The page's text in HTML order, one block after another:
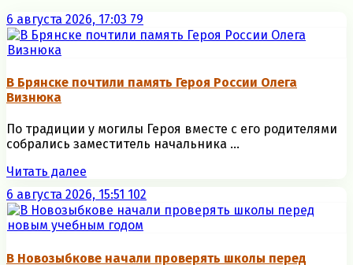
6 августа 2026, 17:03 79
В Брянске почтили память Героя России Олега
Визнюка
По традиции у могилы Героя вместе с его родителями
собрались заместитель начальника ...
Читать далее
6 августа 2026, 15:51 102
В Новозыбкове начали проверять школы перед